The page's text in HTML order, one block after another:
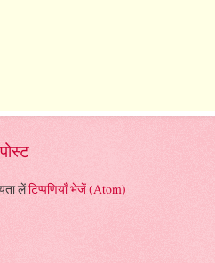
लेंटिप्पणियाँ भेजें (Atom)